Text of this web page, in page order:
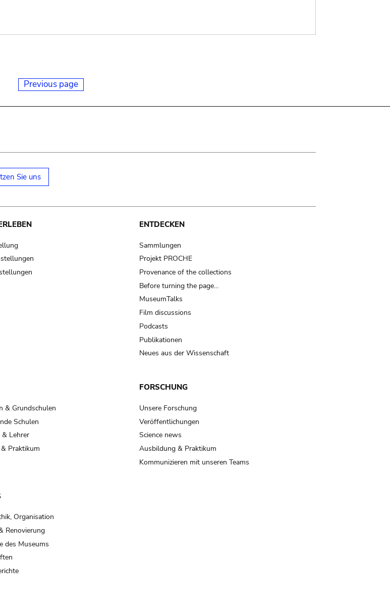
Previous page
Sie uns
ENTDECKEN
Sammlungen
Projekt PROCHE
Provenance of the collections
Before turning the page…
MuseumTalks
Film discussions
Podcasts
Publikationen
Neues aus der Wissenschaft
& Grundschulen
Schulen
& Lehrer
Praktikum
FORSCHUNG
Unsere Forschung
Veröffentlichungen
Science news
Ausbildung & Praktikum
Kommunizieren mit unseren Teams
Organisation
Renovierung
des Museums